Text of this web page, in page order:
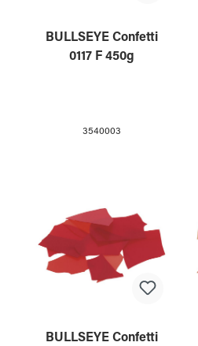
BULLSEYE Confetti
0117 F 450g
3540003
BULLSEYE Confetti